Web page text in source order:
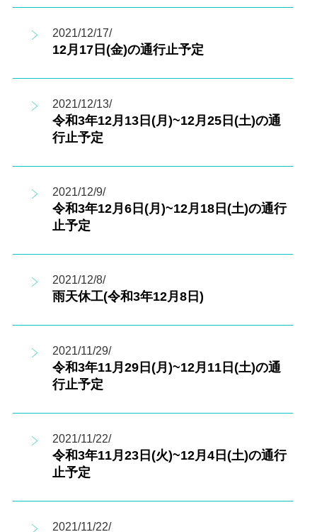
2021/12/17/
12月17日(金)の通行止予定
2021/12/13/
令和3年12月13日(月)~12月25日(土)の通
行止予定
2021/12/9/
令和3年12月6日(月)~12月18日(土)の通行
止予定
2021/12/8/
雨天休工(令和3年12月8日)
2021/11/29/
令和3年11月29日(月)~12月11日(土)の通
行止予定
2021/11/22/
令和3年11月23日(火)~12月4日(土)の通行
止予定
2021/11/22/